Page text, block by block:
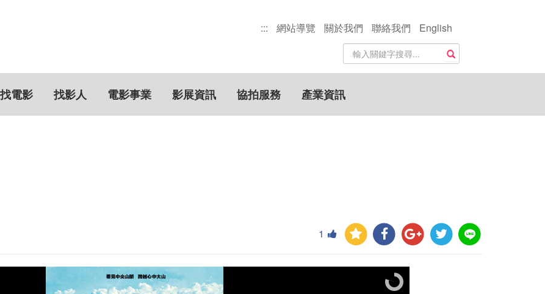
::: 網站導覽 關於我們 聯絡我們
English
站
內
搜
尋
關
鍵
搜尋
找電影 找影人 電影事業 影展資訊 協拍服務 產業資訊
1